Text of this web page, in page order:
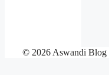
© 2026 Aswandi Blog